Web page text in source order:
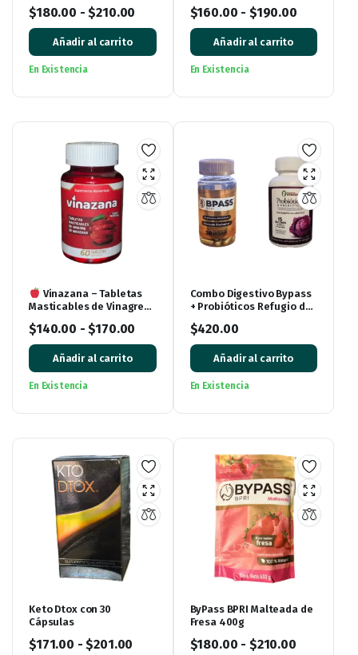
Chocolate
$180.00 -$210.00
Añadir al carrito
En Existencia
Cápsulas
$160.00 - $190.00
Añadir al carrito
En Existencia
Vinazana – Tabletas
Masticables de Vinagre
$140.00 - $170.00
Añadir al carrito
En Existencia
Combo Digestivo Bypass
+ Probióticos Refugio del
$420.00
Añadir al carrito
En Existencia
Keto Dtox con 30
Cápsulas
$171.00 -$201.00
ByPass BPRI Malteada de
Fresa 400g
$180.00 - $210.00